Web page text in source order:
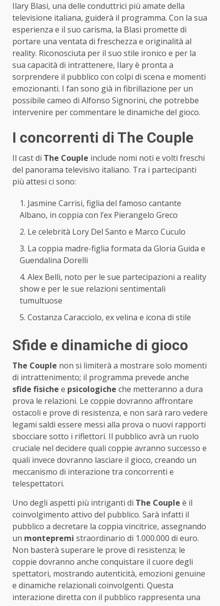
Ilary Blasi, una delle conduttrici più amate della
televisione italiana, guiderà il programma. Con la sua
esperienza e il suo carisma, la Blasi promette di
portare una ventata di freschezza e originalità al
reality. Riconosciuta per il suo stile ironico e per la
sua capacità di intrattenere, Ilary è pronta a
sorprendere il pubblico con colpi di scena e momenti
emozionanti. I fan sono già in fibrillazione per un
possibile cameo di Alfonso Signorini, che potrebbe
intervenire per commentare le dinamiche del gioco.
I concorrenti di The Couple
Il cast di The Couple include nomi noti e volti freschi
del panorama televisivo italiano. Tra i partecipanti
più attesi ci sono:
Jasmine Carrisi, figlia del famoso cantante
Albano, in coppia con l’ex Pierangelo Greco
Le celebrità Lory Del Santo e Marco Cuculo
La coppia madre-figlia formata da Gloria Guida e
Guendalina Dorelli
Alex Belli, noto per le sue partecipazioni a reality
show e per le sue relazioni sentimentali
tumultuose
Costanza Caracciolo, ex velina e icona di stile
Sfide e dinamiche di gioco
The Couple non si limiterà a mostrare solo momenti
di intrattenimento; il programma prevede anche
sfide fisiche e psicologiche che metteranno a dura
prova le relazioni. Le coppie dovranno affrontare
ostacoli e prove di resistenza, e non sarà raro vedere
legami saldi essere messi alla prova o nuovi rapporti
sbocciare sotto i riflettori. Il pubblico avrà un ruolo
cruciale nel decidere quali coppie avranno successo e
quali invece dovranno lasciare il gioco, creando un
meccanismo di interazione tra concorrenti e
telespettatori.
Uno degli aspetti più intriganti di The Couple è il
coinvolgimento attivo del pubblico. Sarà infatti il
pubblico a decretare la coppia vincitrice, assegnando
un montepremi straordinario di 1.000.000 di euro.
Non basterà superare le prove di resistenza; le
coppie dovranno anche conquistare il cuore degli
spettatori, mostrando autenticità, emozioni genuine
e dinamiche relazionali coinvolgenti. Questa
interazione diretta con il pubblico rappresenta una